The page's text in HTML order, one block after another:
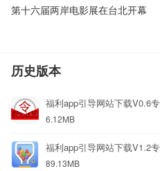
第十六届两岸电影展在台北开幕
历史版本
福利app引导网站下载V0.6
6.12MB
福利app引导网站下载V1.2
89.13MB